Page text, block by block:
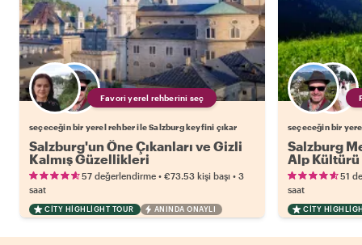
Favori yerel rehberini seç
seçeceğin bir yerel rehber ile Salzburg keyfini çıkar
Salzburg'un Öne Çıkanları ve Gizli
Kalmış Güzellikleri
57 değerlendirme • €73.53 kişi başı • 3
saat
CITY HIGHLIGHT TOUR ANINDA ONAYLI
seçeceğin bir
Salzburg
Alp Kültürü
51
saat
CITY